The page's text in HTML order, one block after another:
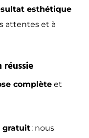
esthétique
attentes et à
réussie
complèteet
gratuit: nous